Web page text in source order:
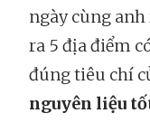
ngày cùng
ra 5 địa điểm
đúng tiêu chí
nguyên liệu